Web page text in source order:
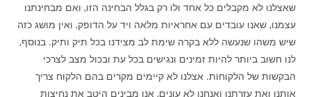
שאצלנו לא מקבלים כל אחד ולו רק בגלל הבחינה הזו, ואם מבחינתנו
עצמנו, שאנו עובדים עם אחראיות מלאה ויד על הדופק, ואין מושג כזה
שיש משהו שנעשה ללא בקרה שימת לב מצידנו בכל תיק ותיק. בנוסף,
לנו חשוב ביותר להיות זמינים ונגישים בכל עת ובכול מצב לצרכי
הבקשות של הלקוחות. אצלנו לא קיימים מקרים בהם הלקוח צריך
אותנו ואת עזרתנו ואנחנו לא עונים, אנו מבינים היטב את נחיצות